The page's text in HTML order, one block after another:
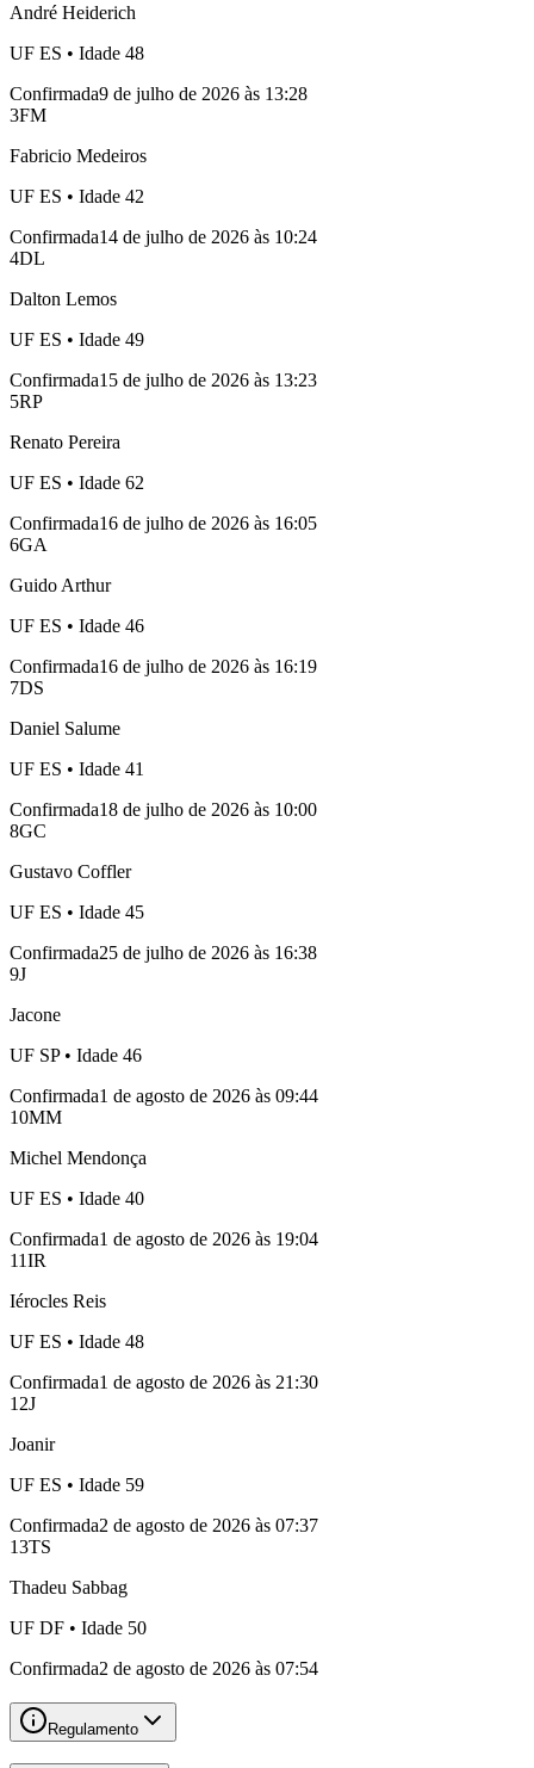
André Heiderich
UF ES • Idade 48
Confirmada9 de julho de 2026 às 13:28
3FM
Fabricio Medeiros
UF ES • Idade 42
Confirmada14 de julho de 2026 às 10:24
4DL
Dalton Lemos
UF ES • Idade 49
Confirmada15 de julho de 2026 às 13:23
5RP
Renato Pereira
UF ES • Idade 62
Confirmada16 de julho de 2026 às 16:05
6GA
Guido Arthur
UF ES • Idade 46
Confirmada16 de julho de 2026 às 16:19
7DS
Daniel Salume
UF ES • Idade 41
Confirmada18 de julho de 2026 às 10:00
8GC
Gustavo Coffler
UF ES • Idade 45
Confirmada25 de julho de 2026 às 16:38
9J
Jacone
UF SP• Idade 46
Confirmada1 de agosto de 2026 às 09:44
10MM
Michel Mendonça
UF ES • Idade 40
Confirmada1 de agosto de 2026 às 19:04
11IR
Iérocles Reis
UF ES • Idade 48
Confirmada1 de agosto de 2026 às 21:30
12J
Joanir
UF ES • Idade 59
Confirmada2 de agosto de 2026 às 07:37
13TS
Thadeu Sabbag
UF DF • Idade 50
Confirmada2 de agosto de 2026 às 07:54
Regulamento